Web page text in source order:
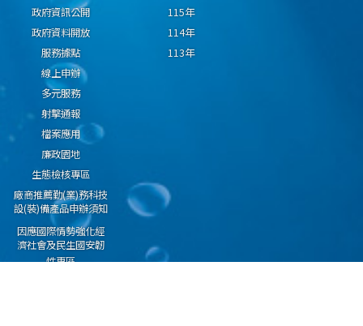
政府資訊公開
政府資料開放
服務據點
線上申辦
多元服務
射擊通報
檔案應用
廉政園地
生態檢核專區
廠商推薦勤(業)務科技
設(裝)備產品申辦須知
因應國際情勢強化經
濟社會及民生國安韌
性專區
115年
114年
113年